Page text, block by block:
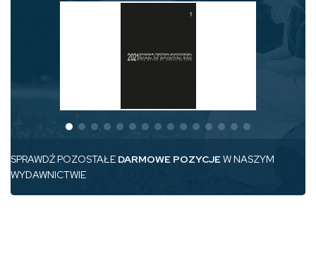
SPRAWDŹ POZOSTAŁE DARMOWE POZYCJEW NASZYM
WYDAWNICTWIE